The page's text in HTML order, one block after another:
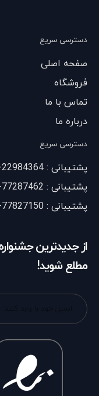
دسترسی سریع
صفحه اصلی
فروشگاه
تماس با ما
درباره ما
دسترسی سریع
پشتیبانی : 22984364-021
پشتیبانی : 77287462-021
پشتیبانی : 77827150-021
از جدیدترین
مطلع شوید!